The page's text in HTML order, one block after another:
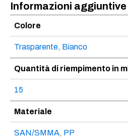
Informazioni aggiuntive
Colore
Trasparente, Bianco
Quantità di riempimento in ml
15
Materiale
SAN/SMMA, PP